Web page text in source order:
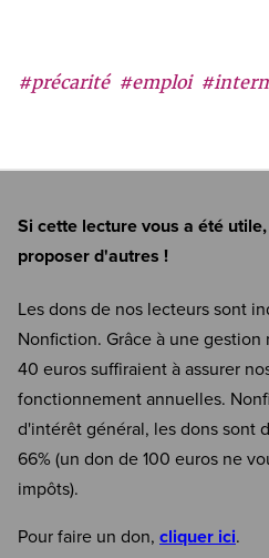
#précarité #emploi
Si cette lecture vous a été
proposer d'autres !
Les dons de nos lecteurs sont
Nonfiction. Grâce à une
40 euros suffiraient à assurer
fonctionnement annuelles.
d'intérêt général, les dons sont
66% (un don de 100 euros ne
impôts).
Pour faire un don, cliquer ici.